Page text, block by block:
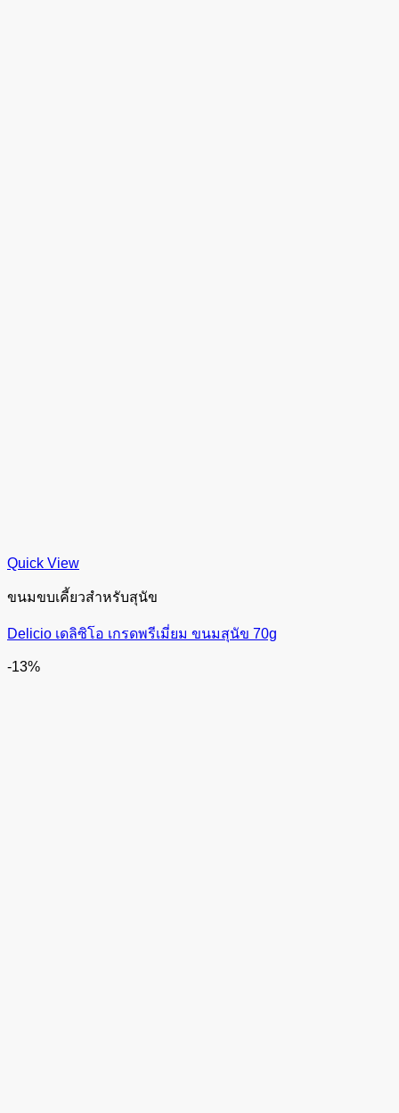
Quick View
ขนมขบเคี้ยวสำหรับสุนัข
Delicio เดลิซิโอ เกรดพรีเมี่ยม ขนมสุนัข 70g
-13%